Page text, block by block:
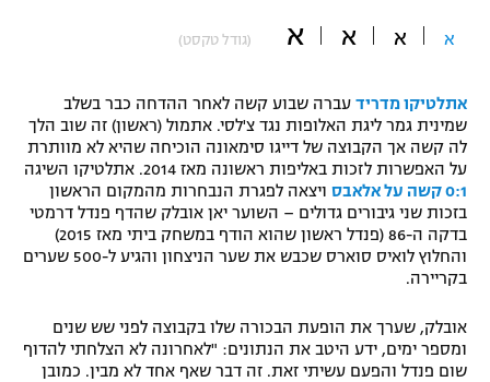
תקנון משתתפים וזוכים בפרסים
תקנון עבור פעילות אלקטרה
תקנון עבור פעילות ספורט 1 – "מרלן"
גיימינג E-Sports
תנאי שימוש
מדיניות פרטיות
תקנון פעילות ספורט 1
כדורמים
בייסבול MLB
ספורט אתגרי ואקסטרים
אומנויות לחימה
א א א א (גודל טקסט)
אתלטיקו מדריד עברה שבוע קשה לאחר ההדחה כבר בשלב
שמינית גמר ליגת האלופות נגד צ'לסי. אתמול (ראשון) זה שוב הלך
לה קשה אך הקבוצה של דייגו סימאונה הוכיחה שהיא לא מוותרת
על האפשרות לזכות באליפות ראשונה מאז 2014. אתלטיקו השיגה
0:1 קשה על אלאבס
ויצאה לפגרת הנבחרות מהמקום הראשון
בזכות שני גיבורים גדולים – השוער יאן אובלק שהדף פנדל דרמטי
בדקה ה-86 (פנדל ראשון שהוא הודף במשחק ביתי מאז 2015)
והחלוץ לואיס סוארס שכבש את שער הניצחון והגיע ל-500 שערים
בקריירה.
אובלק, שערך את הופעת הבכורה שלו בקבוצה לפני שש שנים
ומספר ימים, ידע היטב את הנתונים: "לאחרונה לא הצלחתי להדוף
שום פנדל והפעם עשיתי זאת. זה דבר שאף אחד לא מבין. כמובן